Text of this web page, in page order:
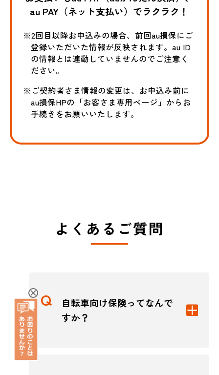
au PAY（ネット支払い）でラクラク！
※2回目以降お申込みの場合、前回au損保にご
登録いただいた情報が反映されます。au ID
の情報とは連動していませんのでご注意く
ださい。
※ご契約者さま情報の変更は、お申込み前に
au損保HPの「お客さま専用ページ」からお
手続きをお願いいたします。
よくあるご質問
自転車向け保険ってなんで
すか？